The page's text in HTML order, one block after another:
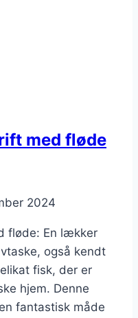
med fløde
2024
fløde: En lækker
også kendt
fisk, der er
hjem. Denne
fantastisk måde